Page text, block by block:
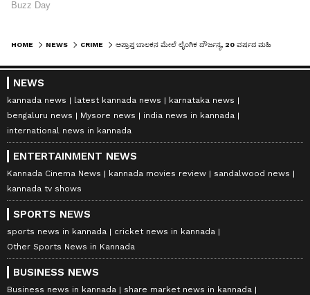
HOME NEWS CRIME
NEWS
kannada news latest kannada news
karnataka news
bengaluru news
Mysore news
india news in kannada
international news in kannada
ENTERTAINMENT NEWS
Kannada Cinema News kannada movies review
sandalwood news
kannada tv shows
SPORTS NEWS
sports news in kannada
cricket news in kannada
Other Sports News in Kannada
BUSINESS NEWS
Business news in kannada
share market news in kannada